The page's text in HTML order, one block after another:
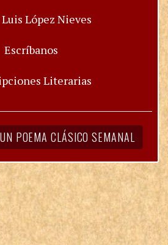
Luis López Nieves
Escríbanos
Literarias
POEMA CLÁSICO SEMANAL